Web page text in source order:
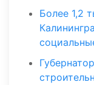
Более 1,2